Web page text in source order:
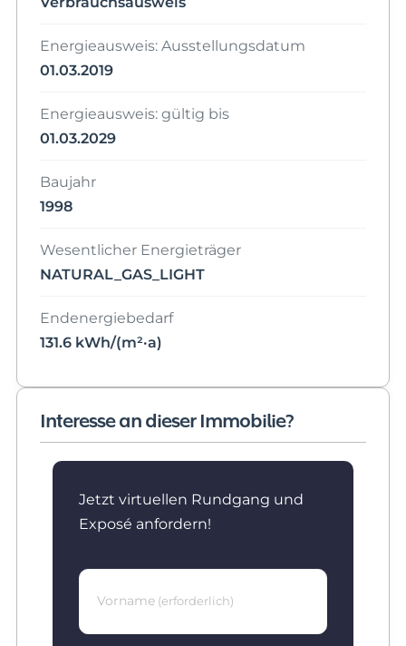
Energieausweis: Ausstellungsdatum
01.03.2019
Energieausweis: gültig bis
01.03.2029
Baujahr
1998
Wesentlicher Energieträger
NATURAL_GAS_LIGHT
Endenergiebedarf
131.6 kWh/(m²·a)
Interesse an dieser Immobilie?
Jetzt virtuellen Rundgang und
Exposé anfordern!
Vorname (erforderlich)